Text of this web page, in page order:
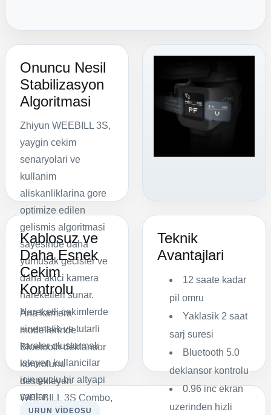
Onuncu Nesil
Stabilizasyon
Algoritmasi
Zhiyun WEEBILL 3S,
yaygin cekim
senaryolari ve
kullanim
aliskanliklarina gore
optimize edilen
gelismis algoritmasi
sayesinde daha
yumusak gecisler ve
daha akici kamera
hareketleri sunar.
Hareketli cekimlerde
sinematik ve tutarli
kareler olusturmak
isteyen kullanicilar
icin guclu bir altyapi
saglar.
Kablosuz ve
Daha Esnek
Cekim
Kontrolu
Ana kamera
modellerinde
Bluetooth deklansor
kontrolunu
destekleyen
WEEBILL 3S Combo,
Teknik
Avantajlari
12 saate kadar
pil omru
Yaklasik 2 saat
sarj suresi
Bluetooth 5.0
deklansor kontrolu
0.96 inc ekran
uzerinden hizli
URUN VIDEOSU